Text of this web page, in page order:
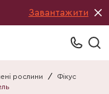
Завантажити
рослини /
Фікус